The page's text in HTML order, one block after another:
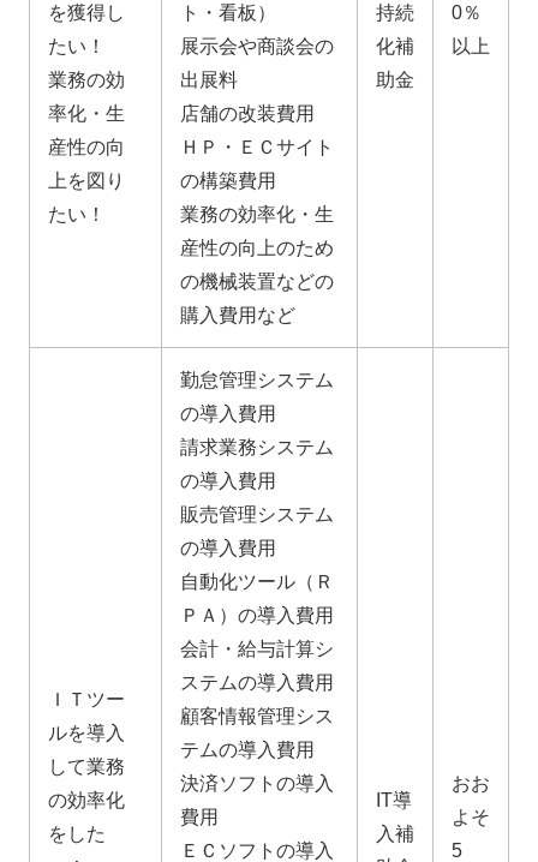
を獲得し
たい！
業務の効
率化・生
産性の向
上を図り
たい！
ト・看板）
展示会や商談会の
出展料
店舗の改装費用
ＨＰ・ＥＣサイト
の構築費用
業務の効率化・生
産性の向上のため
の機械装置などの
購入費用など
持続
化補
助金
0％
以上
ＩＴツー
ルを導入
して業務
の効率化
をした
勤怠管理システム
の導入費用
請求業務システム
の導入費用
販売管理システム
の導入費用
自動化ツール（Ｒ
ＰＡ）の導入費用
会計・給与計算シ
ステムの導入費用
顧客情報管理シス
テムの導入費用
決済ソフトの導入
費用
ＥＣソフトの導入
IT導
入補
おお
よそ
5